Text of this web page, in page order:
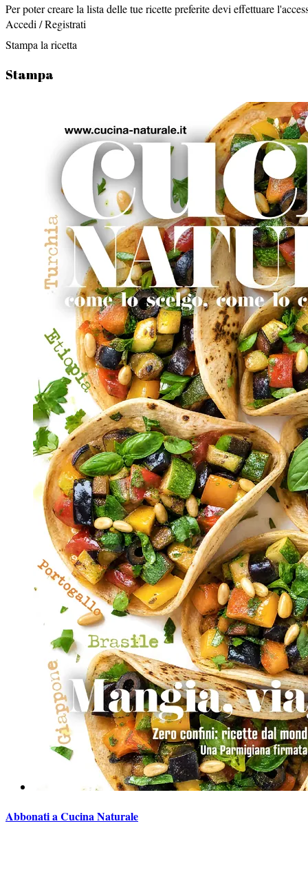
Per poter creare la lista delle tue ricette preferite devi effettuare
Accedi / Registrati
Stampa la ricetta
Stampa
Abbonati a Cucina Naturale